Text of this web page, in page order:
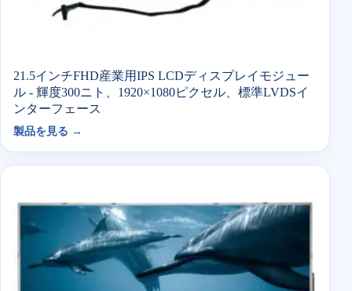
21.5インチFHD産業用IPS LCDディスプレイモジュー
ル - 輝度300ニト、1920×1080ピクセル、標準LVDSイ
ンターフェース
製品を見る →